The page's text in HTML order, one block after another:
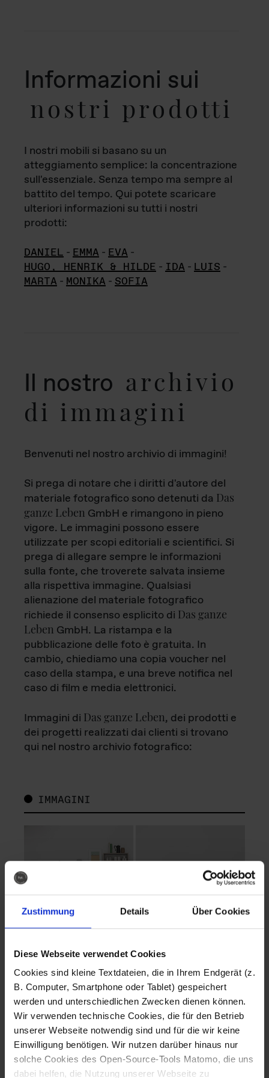
Zustimmung Details Über Cookies
Diese Webseite verwendet Cookies
Cookies sind kleine Textdateien, die in Ihrem Endgerät (z.
B. Computer, Smartphone oder Tablet) gespeichert
werden und unterschiedlichen Zwecken dienen können.
Wir verwenden technische Cookies, die für den Betrieb
unserer Webseite notwendig sind und für die wir keine
Einwilligung benötigen. Wir nutzen darüber hinaus nur
solche Cookies des Open-Source-Tools Matomo, die uns
dabei helfen, die Nutzung unserer Webseite zu
Informazioni sui
nostri prodotti
I nostri mobili si basano su un
atteggiamento semplice: la concentrazione
sull'essenziale. Senza tempo ma sempre al
battito del tempo. Qui potete scaricare
ulteriori informazioni su tutti i nostri
prodotti:
DANIEL - EMMA - EVA -
HUGO, HENRIK & HILDE - IDA - LUIS -
MARTA - MONIKA - SOFIA
Il nostro archivio
di immagini
Benvenuti nel nostro archivio di immagini!
Si prega di notare che i diritti d'autore del
materiale fotografico sono detenuti da Das
ganze Leben GmbH e rimangono in pieno
vigore. Le immagini possono essere
utilizzate per scopi editoriali e scientifici. Si
prega di allegare sempre le informazioni
sulla fonte, che troverete salvata insieme
alla rispettiva immagine. Qualsiasi
alienazione del materiale fotografico
richiede il consenso esplicito di Das ganze
Leben GmbH. La ristampa e la
pubblicazione delle foto è gratuita. In
cambio, chiediamo una copia voucher nel
caso della stampa, e una breve notifica nel
caso di film e media elettronici.
Immagini di Das ganze Leben, dei prodotti e
dei progetti realizzati dai clienti si trovano
qui nel nostro archivio fotografico:
IMMAGINI
Fotografo: Lorenz
Sternbach
Download
Fotografo: Lorenz
Sternbach
Download